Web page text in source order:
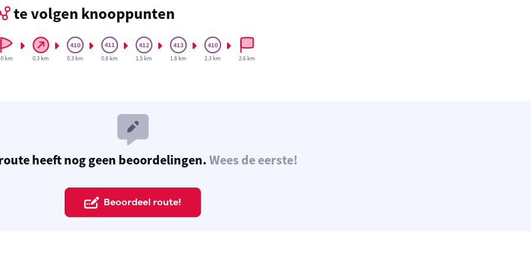
te volgen knooppunten
0 km 0.3 km 0.3 km 0.8 km 1.5 km 1.8 km 2.3 km 2.6 km
heeft nog geen beoordelingen.Wees de eerste!
Beoordeel route!